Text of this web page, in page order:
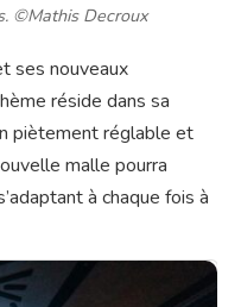
©Mathis Decroux
ses nouveaux
réside dans sa
piètement réglable et
malle pourra
à chaque fois à